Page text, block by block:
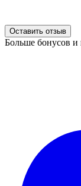
Оставить отзыв
Больше бонусов